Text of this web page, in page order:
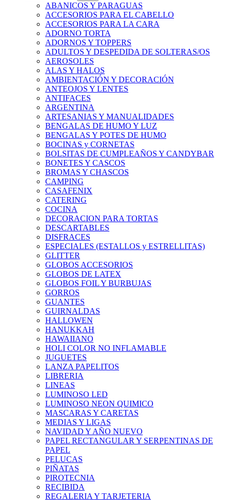
ABANICOS Y PARAGUAS
ACCESORIOS PARA EL CABELLO
ACCESORIOS PARA LA CARA
ADORNO TORTA
ADORNOS Y TOPPERS
ADULTOS Y DESPEDIDA DE SOLTERAS/OS
AEROSOLES
ALAS Y HALOS
AMBIENTACIÓN Y DECORACIÓN
ANTEOJOS Y LENTES
ANTIFACES
ARGENTINA
ARTESANIAS Y MANUALIDADES
BENGALAS DE HUMO Y LUZ
BENGALAS Y POTES DE HUMO
BOCINAS y CORNETAS
BOLSITAS DE CUMPLEAÑOS Y CANDYBAR
BONETES Y CASCOS
BROMAS Y CHASCOS
CAMPING
CASAFENIX
CATERING
COCINA
DECORACION PARA TORTAS
DESCARTABLES
DISFRACES
ESPECIALES (ESTALLOS y ESTRELLITAS)
GLITTER
GLOBOS ACCESORIOS
GLOBOS DE LATEX
GLOBOS FOIL Y BURBUJAS
GORROS
GUANTES
GUIRNALDAS
HALLOWEN
HANUKKAH
HAWAIIANO
HOLI COLOR NO INFLAMABLE
JUGUETES
LANZA PAPELITOS
LIBRERIA
LINEAS
LUMINOSO LED
LUMINOSO NEON QUIMICO
MASCARAS Y CARETAS
MEDIAS Y LIGAS
NAVIDAD Y AÑO NUEVO
PAPEL RECTANGULAR Y SERPENTINAS DE
PAPEL
PELUCAS
PIÑATAS
PIROTECNIA
RECIBIDA
REGALERIA Y TARJETERIA